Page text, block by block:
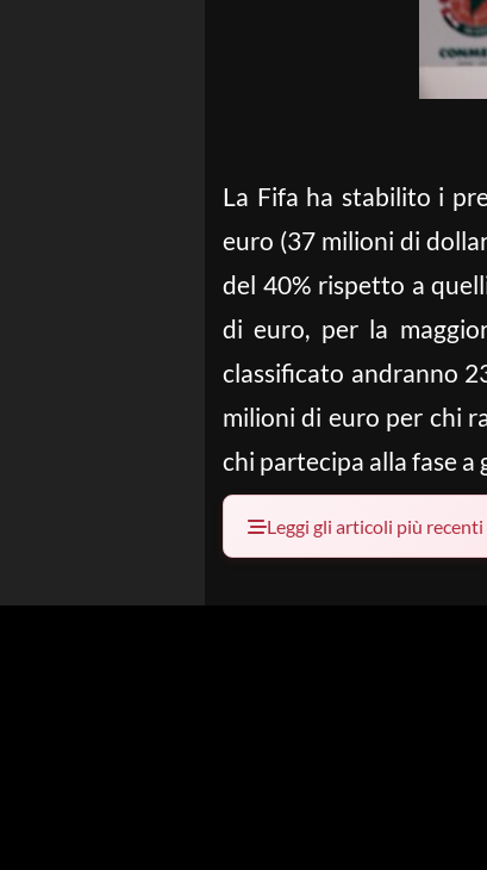
La Fifa ha stabilito i
euro (37 milioni di
del 40% rispetto a
di euro, per la
classificato andranno
milioni di euro per chi
chi partecipa alla fase a
Leggi gli articoli più recenti